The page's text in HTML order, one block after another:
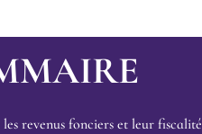
revenus fonciers et leur fiscalité